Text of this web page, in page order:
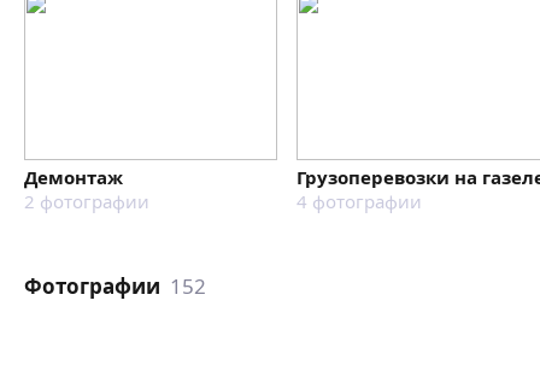
Демонтаж
2 фотографии
Грузоперевозки на
4 фотографии
Фотографии 152